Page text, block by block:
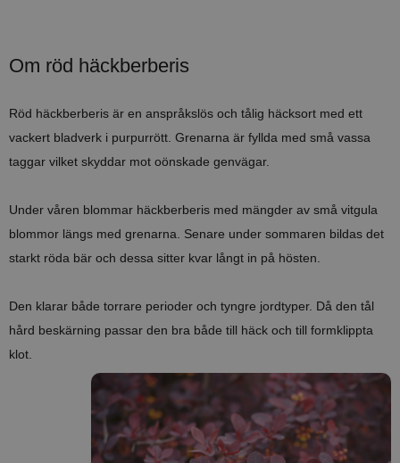
Om röd häckberberis
Röd häckberberis är en anspråkslös och tålig häcksort med ett
vackert bladverk i purpurrött. Grenarna är fyllda med små vassa
taggar vilket skyddar mot oönskade genvägar.
Under våren blommar häckberberis med mängder av små vitgula
blommor längs med grenarna. Senare under sommaren bildas det
starkt röda bär och dessa sitter kvar långt in på hösten.
Den klarar både torrare perioder och tyngre jordtyper. Då den tål
hård beskärning passar den bra både till häck och till formklippta
klot.